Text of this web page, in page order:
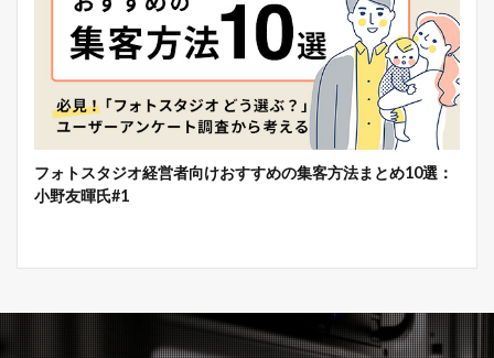
フォトスタジオ経営者向けおすすめの集客方法まとめ10選：
小野友暉氏#1